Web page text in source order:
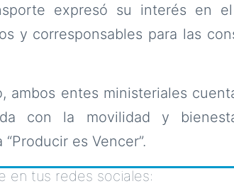
expresó su interés en
y corresponsables para las
ambos entes ministeriales
con la movilidad y
es Vencer”.
en tus redes sociales: